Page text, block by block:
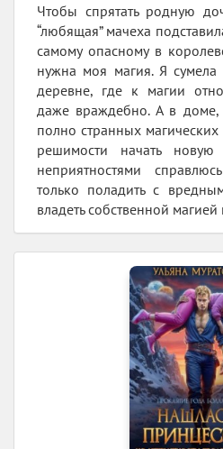
Чтобы спрятать родную
“любящая” мачеха
самому опасному в
нужна моя магия. Я сумела
деревне, где к магии
даже враждебно. А в доме,
полно странных
решимости начать
неприятностями
только поладить с
владеть собственной магией